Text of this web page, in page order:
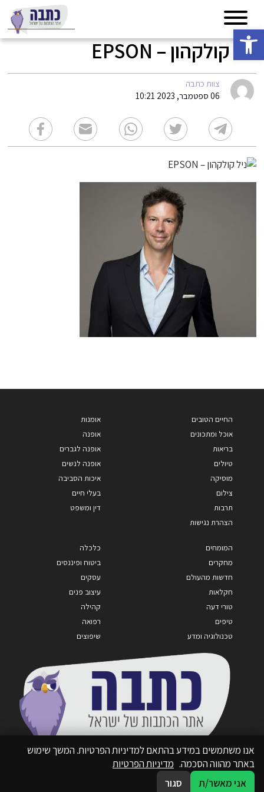
פתח סרגל נגישות
ניל קולקהון – EPSON
צוות כתבה
06 ספטמבר, 2023 10:21
החיים הטובים
אוכל ומתכונים
בריאות
טיולים
מוסיקה
צילום
תרבות
הצהרת נגישות
אומנות
אופנה
אופנה לגברים
אופנה לנשים
איכות הסביבה
בעלי חיים
דין ומשפט
המומחים
מחקרים
חדשות מהעולם
חקלאות
טורי דעה
טיפים
טכנולוגיה ומדע
כלכלה
ביטוח ופיננסים
עסקים
עיצוב פנים
קהילה
רפואה
שיפוצים
אנו משתמשים במידע בהתאם למדיניות הפרטיות. המשך שימוש
באתר מהווה הסכמה. מדיניות הפרטיות
אני מאשר/ת
סגור